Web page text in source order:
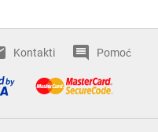
Kontakti Pomoć